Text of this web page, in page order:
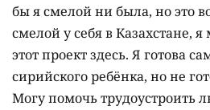
бы я смелой ни была, но это
смелой у себя в Казахстане,
этот проект здесь. Я готова
сирийского ребёнка, но не
Могу помочь трудоустроить